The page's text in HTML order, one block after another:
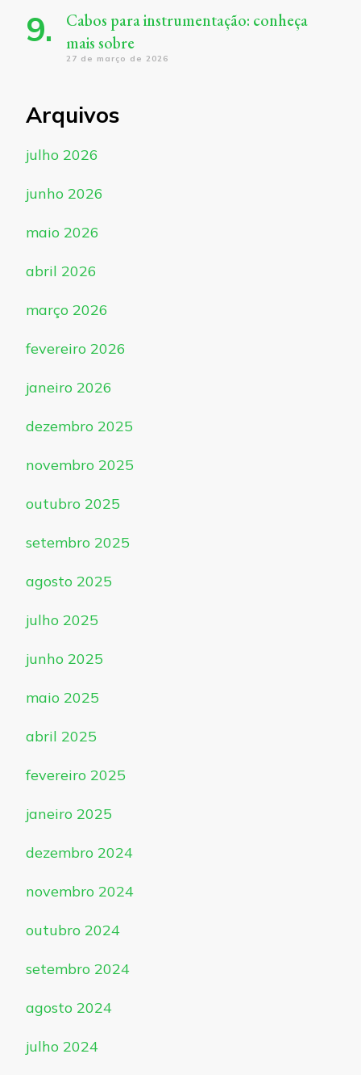
Cabos para instrumentação: conheça
mais sobre
27 de março de 2026
Arquivos
julho 2026
junho 2026
maio 2026
abril 2026
março 2026
fevereiro 2026
janeiro 2026
dezembro 2025
novembro 2025
outubro 2025
setembro 2025
agosto 2025
julho 2025
junho 2025
maio 2025
abril 2025
fevereiro 2025
janeiro 2025
dezembro 2024
novembro 2024
outubro 2024
setembro 2024
agosto 2024
julho 2024